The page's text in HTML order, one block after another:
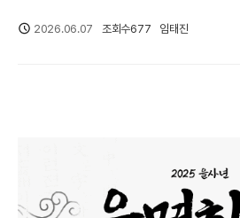
미래 배우자 얼굴
2026.06.07 조회수677 임태진